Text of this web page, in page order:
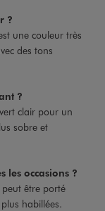
?
une couleur très
des tons
?
clair pour un
sobre et
les occasions ?
être porté
habillées.